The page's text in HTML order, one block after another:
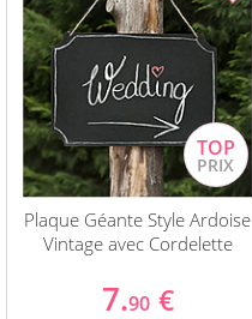
Plaque Géante Style Ardoise
Vintage avec Cordelette
7.90 €